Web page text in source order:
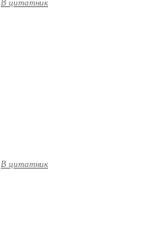
В цитатник